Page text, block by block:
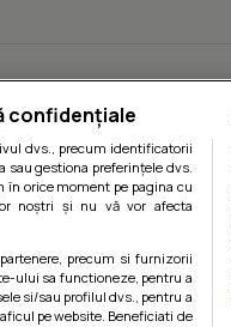
confidențiale
dvs., precum identificatorii
sau gestiona preferințele dvs.
orice moment pe pagina cu
noștri și nu vă vor afecta
precum si furnizorii
ului sa functioneze, pentru a
si/sau profilul dvs., pentru a
pe website. Beneficiati de